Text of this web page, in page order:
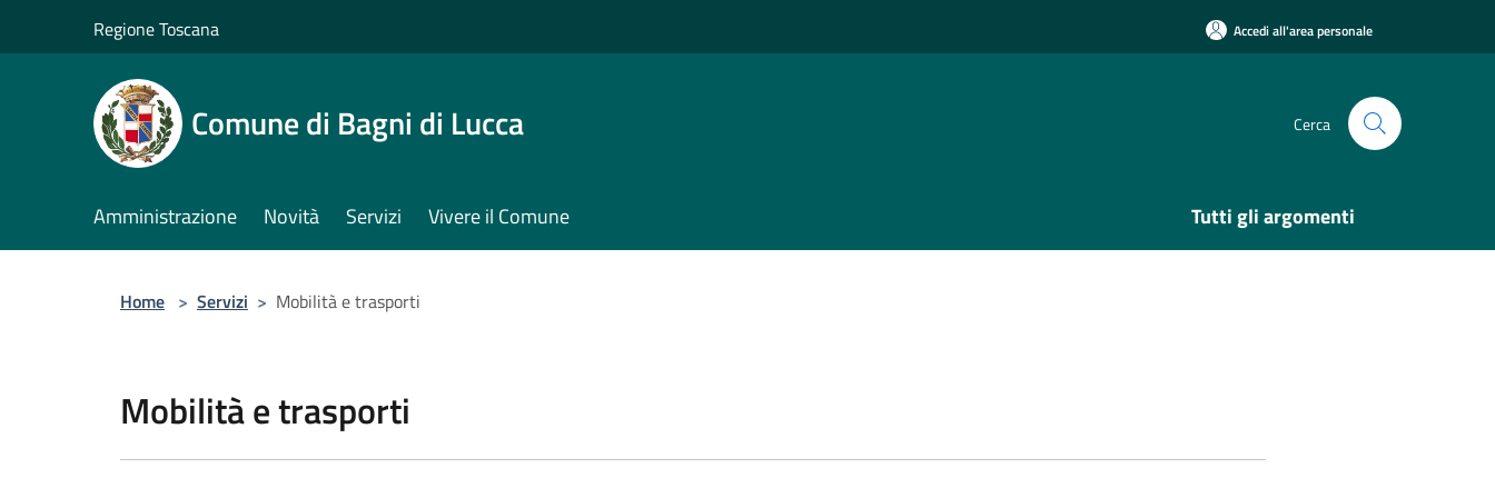
Regione Toscana Accedi all'area personale
Comune di Bagni di Lucca Cerca
Amministrazione Novità Servizi Vivere il Comune Tutti gli argomenti
Home > Servizi > Mobilità e trasporti
Mobilità e trasporti